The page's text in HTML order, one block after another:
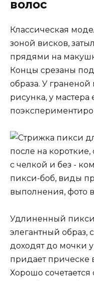
волос
Классическая
зоной висков,
прядями на
Концы срезаны
образа. У
рисунка, у мастера
Удлиненный пикси
элегантный образ,
доходят до мочки
придает прическе
Хорошо